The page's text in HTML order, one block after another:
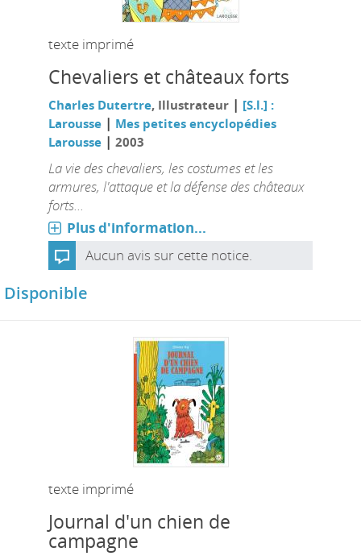
texte imprimé
Chevaliers et châteaux forts
Charles Dutertre, Illustrateur | [S.l.] :
Larousse| Mes petites encyclopédies
Larousse| 2003
La vie des chevaliers, les costumes et les
armures, l'attaque et la défense des châteaux
forts...
Plus d'information...
Aucun avis sur cette notice.
Disponible
texte imprimé
Journal d'un chien de
campagne